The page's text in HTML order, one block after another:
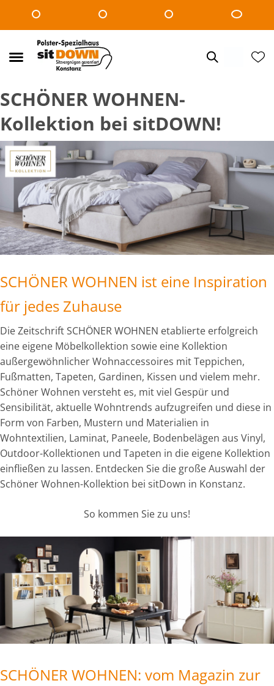
SCHÖNER WOHNEN-
Kollektion bei sitDOWN!
SCHÖNER WOHNEN ist eine Inspiration
für jedes Zuhause
Die Zeitschrift SCHÖNER WOHNEN etablierte erfolgreich
eine eigene Möbelkollektion sowie eine Kollektion
außergewöhnlicher Wohnaccessoires mit Teppichen,
Fußmatten, Tapeten, Gardinen, Kissen und vielem mehr.
Schöner Wohnen versteht es, mit viel Gespür und
Sensibilität, aktuelle Wohntrends aufzugreifen und diese in
Form von Farben, Mustern und Materialien in
Wohntextilien, Laminat, Paneele, Bodenbelägen aus Vinyl,
Outdoor-Kollektionen und Tapeten in die eigene Kollektion
einfließen zu lassen. Entdecken Sie die große Auswahl der
Schöner Wohnen-Kollektion bei sitDown in Konstanz.
So kommen Sie zu uns!
SCHÖNER WOHNEN: vom Magazin zur